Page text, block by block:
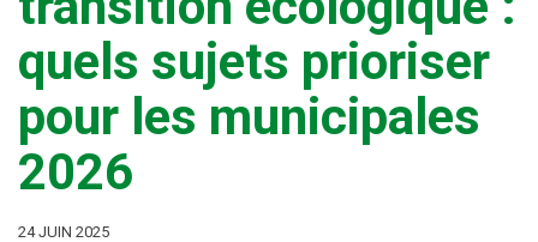
quels sujets prioriser
pour les municipales
2026
24 JUIN 2025